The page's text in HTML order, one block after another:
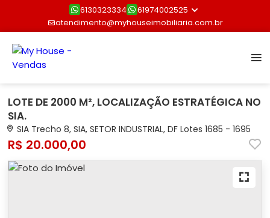
6130323334
61974002525
atendimento@myhouseimobiliaria.com.br
LOTE DE 2000 M², LOCALIZAÇÃO ESTRATÉGICA NO
SIA.
SIA Trecho 8, SIA, SETOR INDUSTRIAL, DF Lotes 1685 - 1695
R$ 20.000,00